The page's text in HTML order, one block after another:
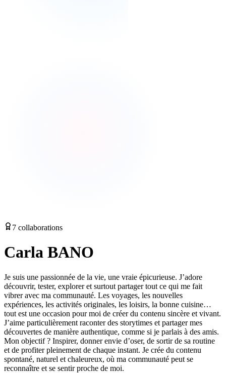
7 collaborations
Carla BANO
Je suis une passionnée de la vie, une vraie épicurieuse. J’adore
découvrir, tester, explorer et surtout partager tout ce qui me fait
vibrer avec ma communauté. Les voyages, les nouvelles
expériences, les activités originales, les loisirs, la bonne cuisine…
tout est une occasion pour moi de créer du contenu sincère et vivant.
J’aime particulièrement raconter des storytimes et partager mes
découvertes de manière authentique, comme si je parlais à des amis.
Mon objectif ? Inspirer, donner envie d’oser, de sortir de sa routine
et de profiter pleinement de chaque instant. Je crée du contenu
spontané, naturel et chaleureux, où ma communauté peut se
reconnaître et se sentir proche de moi.